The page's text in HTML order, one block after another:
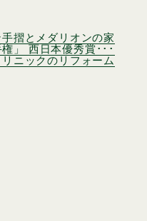
摺とメダリオンの家
」 西日本優秀賞･･･
リニックのリフォーム